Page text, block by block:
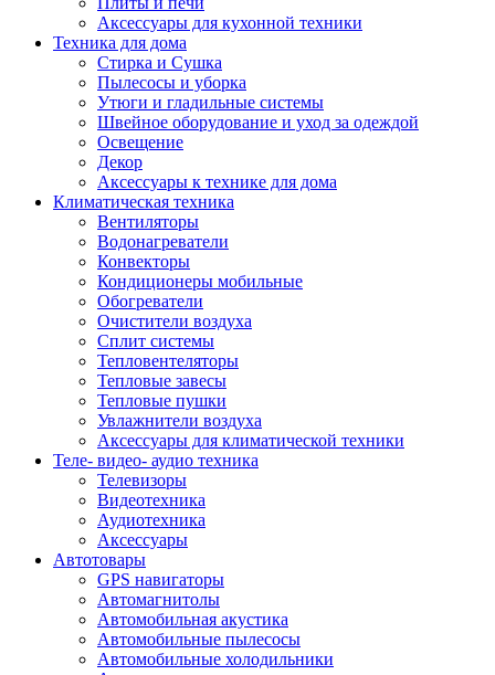
Аксессуары для кухонной техники
Техника для дома
Стирка и Сушка
Пылесосы и уборка
Утюги и гладильные системы
Швейное оборудование и уход за одеждой
Освещение
Декор
Аксессуары к технике для дома
Климатическая техника
Вентиляторы
Водонагреватели
Конвекторы
Кондиционеры мобильные
Обогреватели
Очистители воздуха
Сплит системы
Тепловентеляторы
Тепловые завесы
Тепловые пушки
Увлажнители воздуха
Аксессуары для климатической техники
Теле- видео- аудио техника
Телевизоры
Видеотехника
Аудиотехника
Аксессуары
Автотовары
GPS навигаторы
Автомагнитолы
Автомобильная акустика
Автомобильные пылесосы
Автомобильные холодильники